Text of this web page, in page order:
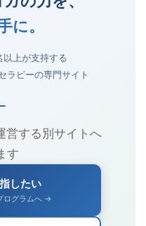
に。
上が支持する
ラピーの専門サイト
営する別サイトへ
す
したい
ログラムへ →